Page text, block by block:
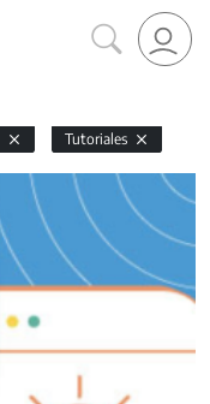
Tutoriales